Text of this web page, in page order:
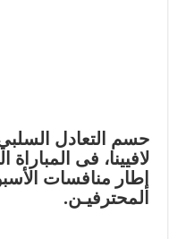
حسم التعادل
لافيينا، فى
إطار منافسات
المحترفيـن.